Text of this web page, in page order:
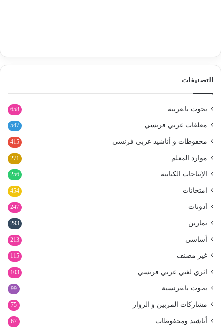
التصنيفات
بحوث بالعربية 658
معلقات عربي فرنسي 547
محفوظات و أناشيد عربي فرنسي 415
موارد المعلم 271
الإنتاجات الكتابية 256
امتحانات 454
آدونات 247
تمارين 293
أساسي 213
غير مصنف 115
اثري لغتي عربي فرنسي 103
بحوث بالفرنسية 99
مشاركات المربين و الزوار 75
أناشيد ومحفوظات 67